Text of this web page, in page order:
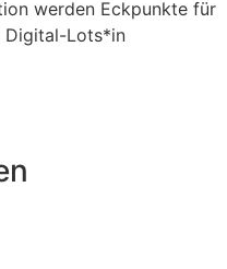
werden Eckpunkte für
Digital-Lots*in